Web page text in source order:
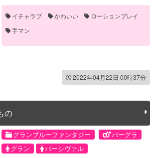
イチャラブ かわいい
ローションプレイ
手マン
2022年04月22日 00時37分
の
グランブルーファンタジー
パーグラ
グラン
パーシヴァル